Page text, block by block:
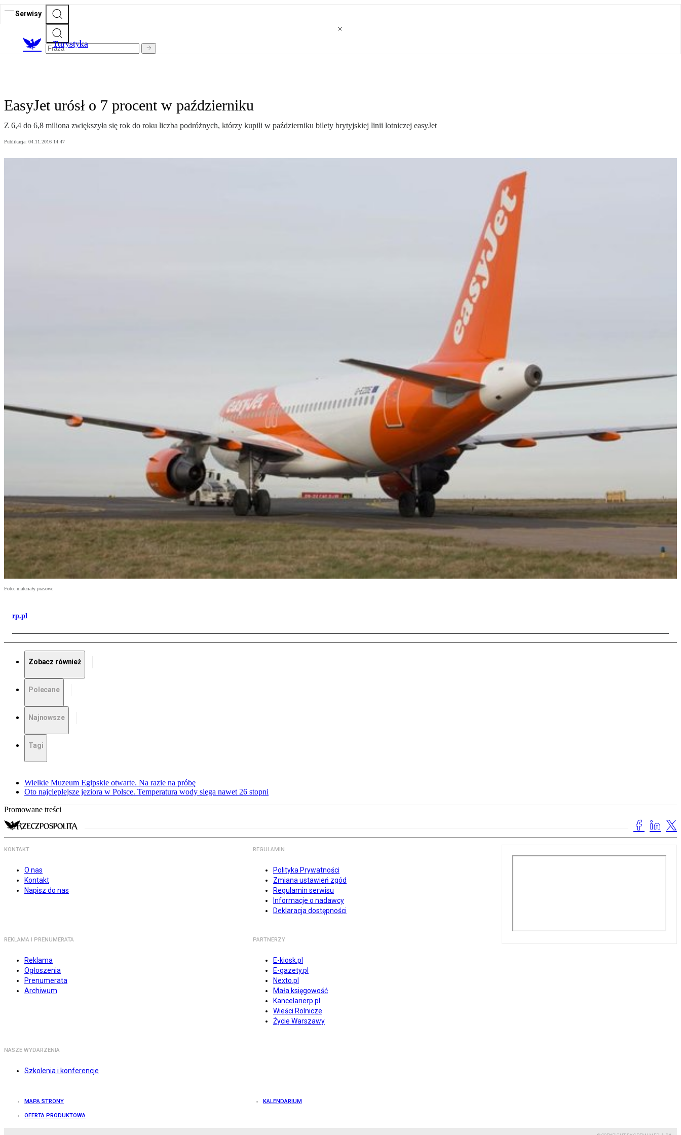
Serwisy
Turystyka
EasyJet urósł o 7 procent w październiku
Z 6,4 do 6,8 miliona zwiększyła się rok do roku liczba podróżnych, którzy kupili w październiku bilety brytyjskiej linii lotniczej easyJet
Publikacja: 04.11.2016 14:47
Foto: materiały prasowe
rp.pl
Zobacz również
Polecane
Najnowsze
Tagi
Wielkie Muzeum Egipskie otwarte. Na razie na próbę
Oto najcieplejsze jeziora w Polsce. Temperatura wody sięga nawet 26 stopni
Promowane treści
KONTAKT
O nas
Kontakt
Napisz do nas
REGULAMIN
Polityka Prywatności
Zmiana ustawień zgód
Regulamin serwisu
Informacje o nadawcy
Deklaracja dostępności
REKLAMA I PRENUMERATA
Reklama
Ogłoszenia
Prenumerata
Archiwum
PARTNERZY
E-kiosk.pl
E-gazety.pl
Nexto.pl
Mała księgowość
Kancelarierp.pl
Wieści Rolnicze
Życie Warszawy
NASZE WYDARZENIA
Szkolenia i konferencje
MAPA STRONY KALENDARIUM
OFERTA PRODUKTOWA